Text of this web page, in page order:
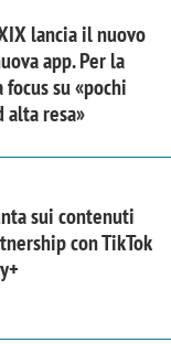
lancia il nuovo
app. Per la
su «pochi
alta resa»
sui contenuti
con TikTok